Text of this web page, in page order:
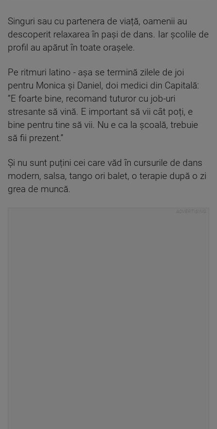
Singuri sau cu partenera de viață, oamenii au
descoperit relaxarea în pași de dans. Iar școlile de
profil au apărut în toate orașele.
Pe ritmuri latino - așa se termină zilele de joi
pentru Monica și Daniel, doi medici din Capitală:
”E foarte bine, recomand tuturor cu job-uri
stresante să vină. E important să vii cât poți, e
bine pentru tine să vii. Nu e ca la școală, trebuie
să fii prezent.”
Și nu sunt puțini cei care văd în cursurile de dans
modern, salsa, tango ori balet, o terapie după o zi
grea de muncă.